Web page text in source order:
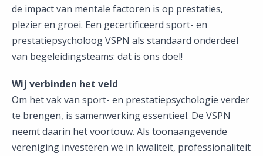
de impact van mentale factoren is op prestaties,
plezier en groei. Een gecertificeerd sport- en
prestatiepsycholoog VSPN als standaard onderdeel
van begeleidingsteams: dat is ons doel!
Wij verbinden het veld
Om het vak van sport- en prestatiepsychologie verder
te brengen, is samenwerking essentieel. De VSPN
neemt daarin het voortouw. Als toonaangevende
vereniging investeren we in kwaliteit, professionaliteit